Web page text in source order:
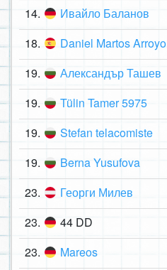
14. Ивайло Баланов
18. Daniel Martos Arroyo
19. Александър Ташев
19. Tülin Tamer 5975
19. Stefan telacomiste
19. Berna Yusufova
23. Георги Милев
23. 44 DD
23. Mareos